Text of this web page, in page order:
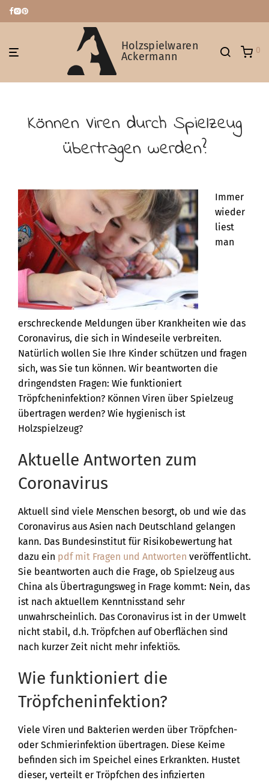
Holzspielwaren
Ackermann
0
Können Viren durch Spielzeug
übertragen werden?
Immer
wieder
liest
man
erschreckende Meldungen über Krankheiten wie das
Coronavirus, die sich in Windeseile verbreiten.
Natürlich wollen Sie Ihre Kinder schützen und fragen
sich, was Sie tun können. Wir beantworten die
dringendsten Fragen: Wie funktioniert
Tröpfcheninfektion? Können Viren über Spielzeug
übertragen werden? Wie hygienisch ist
Holzspielzeug?
Aktuelle Antworten zum
Coronavirus
Aktuell sind viele Menschen besorgt, ob und wie das
Coronavirus aus Asien nach Deutschland gelangen
kann. Das Bundesinstitut für Risikobewertung hat
dazu ein pdf mit Fragen und Antworten veröffentlicht.
Sie beantworten auch die Frage, ob Spielzeug aus
China als Übertragungsweg in Frage kommt: Nein, das
ist nach aktuellem Kenntnisstand sehr
unwahrscheinlich. Das Coronavirus ist in der Umwelt
nicht stabil, d.h. Tröpfchen auf Oberflächen sind
nach kurzer Zeit nicht mehr infektiös.
Wie funktioniert die
Tröpfcheninfektion?
Viele Viren und Bakterien werden über Tröpfchen-
oder Schmierinfektion übertragen. Diese Keime
befinden sich im Speichel eines Erkrankten. Hustet
dieser, verteilt er Tröpfchen des infizierten